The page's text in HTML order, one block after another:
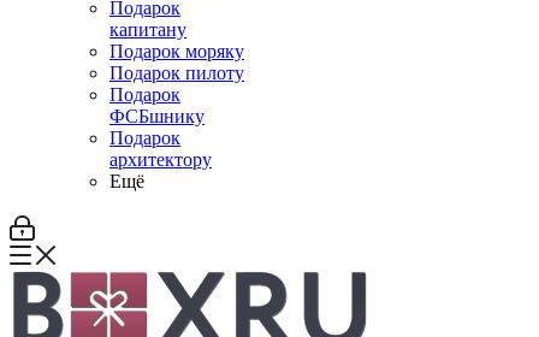
Подарок
капитану
Подарок моряку
Подарок пилоту
Подарок
ФСБшнику
Подарок
архитектору
Ещё